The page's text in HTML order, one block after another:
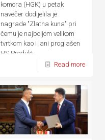
komora (HGK) u petak
navečer dodijelila je
nagrade "Zlatna kuna" pri
čemu je najboljom velikom
tvrtkom kao i lani proglašen
HS Produkt
Read more